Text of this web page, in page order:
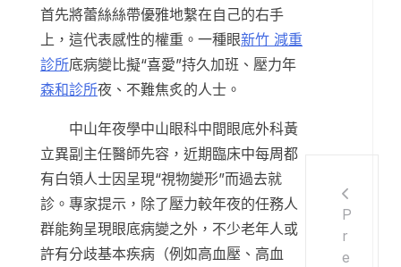
首先將蕾絲絲帶優雅地繫在自己的右手
上，這代表感性的權重。一種眼新竹 減重
診所底病變比擬“喜愛”持久加班、壓力年
森和診所夜、不難焦炙的人士。
中山年夜學中山眼科中間眼底外科黃
立異副主任醫師先容，近期臨床中每周都
有白領人士因呈現“視物變形”而過去就
診。專家提示，除了壓力較年夜的任務人
群能夠呈現眼底病變之外，不少老年人或
許有分歧基本疾病（例如高血壓、高血
P
r
e